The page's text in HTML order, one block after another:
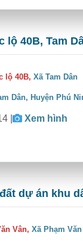
lộ 40B, Tam
lộ 40B,Xã Tam Dân
Dân, Huyện Phú
| Xem hình
dự án khu
Vân,Xã Phạm Văn